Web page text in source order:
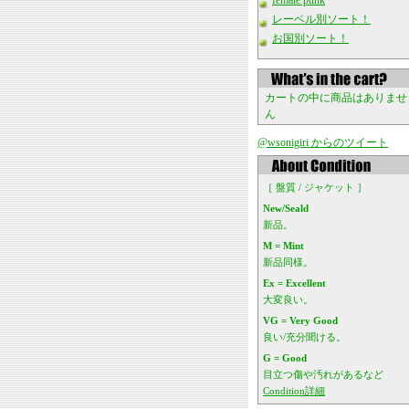
レーベル別ソート！
お国別ソート！
カートの中に商品はありませ
ん
@wsonigiri からのツイート
［ 盤質 / ジャケット ］
New/Seald
新品。
M = Mint
新品同様。
Ex = Excellent
大変良い。
VG = Very Good
良い/充分聞ける。
G = Good
目立つ傷や汚れがあるなど
Condition詳細